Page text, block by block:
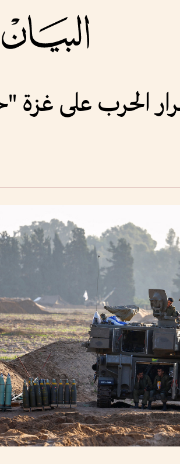
الحرب على غزة